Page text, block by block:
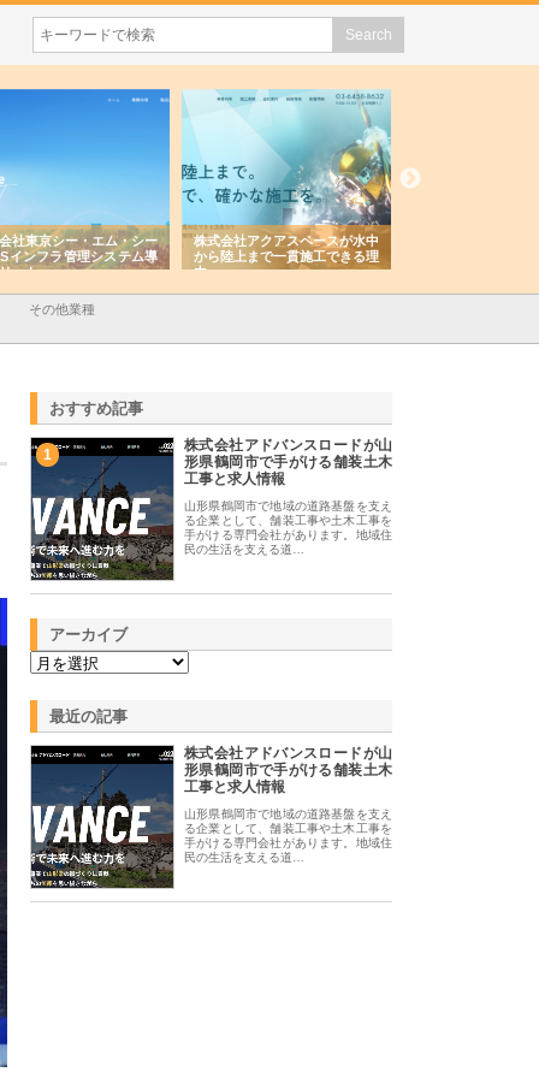
社東京シー・エム・シー
インフラ管理システム導
ット
株式会社アクアスペースが水中
から陸上まで一貫施工できる理
由
その他業種
おすすめ記事
1
株式会社アドバンスロードが山
形県鶴岡市で手がける舗装土木
工事と求人情報
山形県鶴岡市で地域の道路基盤を支え
る企業として、舗装工事や土木工事を
手がける専門会社があります。地域住
民の生活を支える道…
アーカイブ
最近の記事
株式会社アドバンスロードが山
形県鶴岡市で手がける舗装土木
工事と求人情報
山形県鶴岡市で地域の道路基盤を支え
る企業として、舗装工事や土木工事を
手がける専門会社があります。地域住
民の生活を支える道…